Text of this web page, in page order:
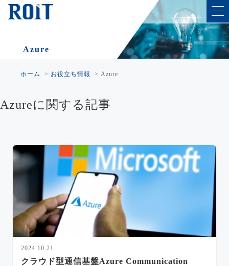
Azure
ホーム > お役立ち情報 > Azure
Azureに関する記事
2024.10.21
クラウド型通信基盤Azure Communication